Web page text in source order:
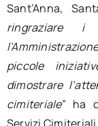
Sant’Anna,
ringraziare i
piccole
dimostrare
cimiteriale” ha